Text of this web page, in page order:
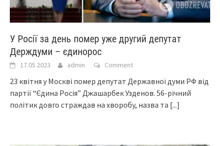
У Росії за день помер уже другий депутат
Держдуми – єдинорос
17.05.2023 admin Comment
23 квітня у Москві помер депутат Державної думи РФ від
партії “Єдина Росія” Джашарбек Узденов. 56-річний
політик довго страждав на хворобу, назва та [...]